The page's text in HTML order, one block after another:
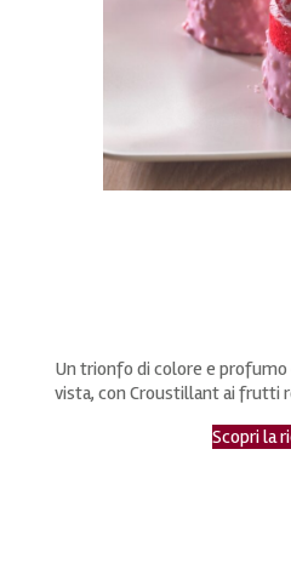
Un trionfo di colore e
vista, con Croustillant ai frutti
Scopri la